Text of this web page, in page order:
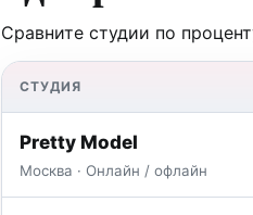
Сравните студии по
СТУДИЯ
Pretty Model
Москва · Онлайн / офлайн